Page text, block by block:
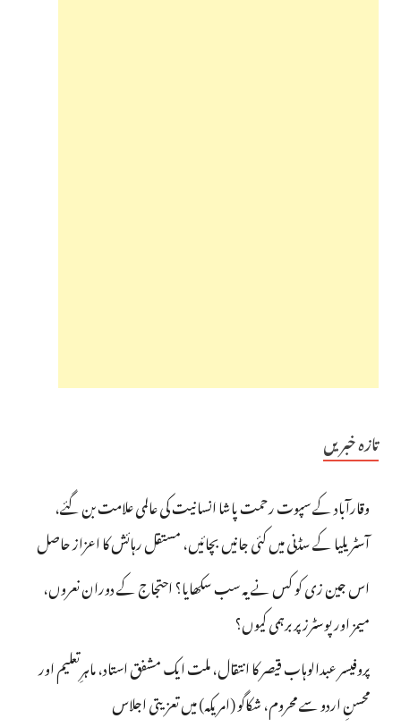
تازہ خبریں
وقارآباد کے سپوت رحمت پاشا انسانیت کی عالمی علامت بن گئے،
آسٹریلیا کے سڈنی میں کئی جانیں بچائیں، مستقل رہائش کا اعزاز حاصل
اس جین زی کو کس نے یہ سب سکھایا؟ احتجاج کے دوران نعروں،
میمز اور پوسٹرز پر برہمی کیوں؟
پروفیسر عبدالوہاب قیصر کا انتقال، ملت ایک مشفق استاد، ماہرِتعلیم اور
محسنِ اردو سے محروم، شکاگو (امریکہ) میں تعزیتی اجلاس